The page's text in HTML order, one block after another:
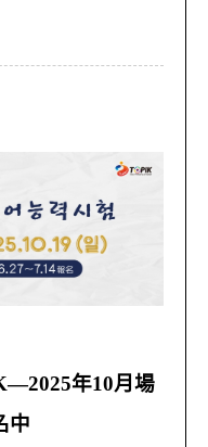
年10月場
中